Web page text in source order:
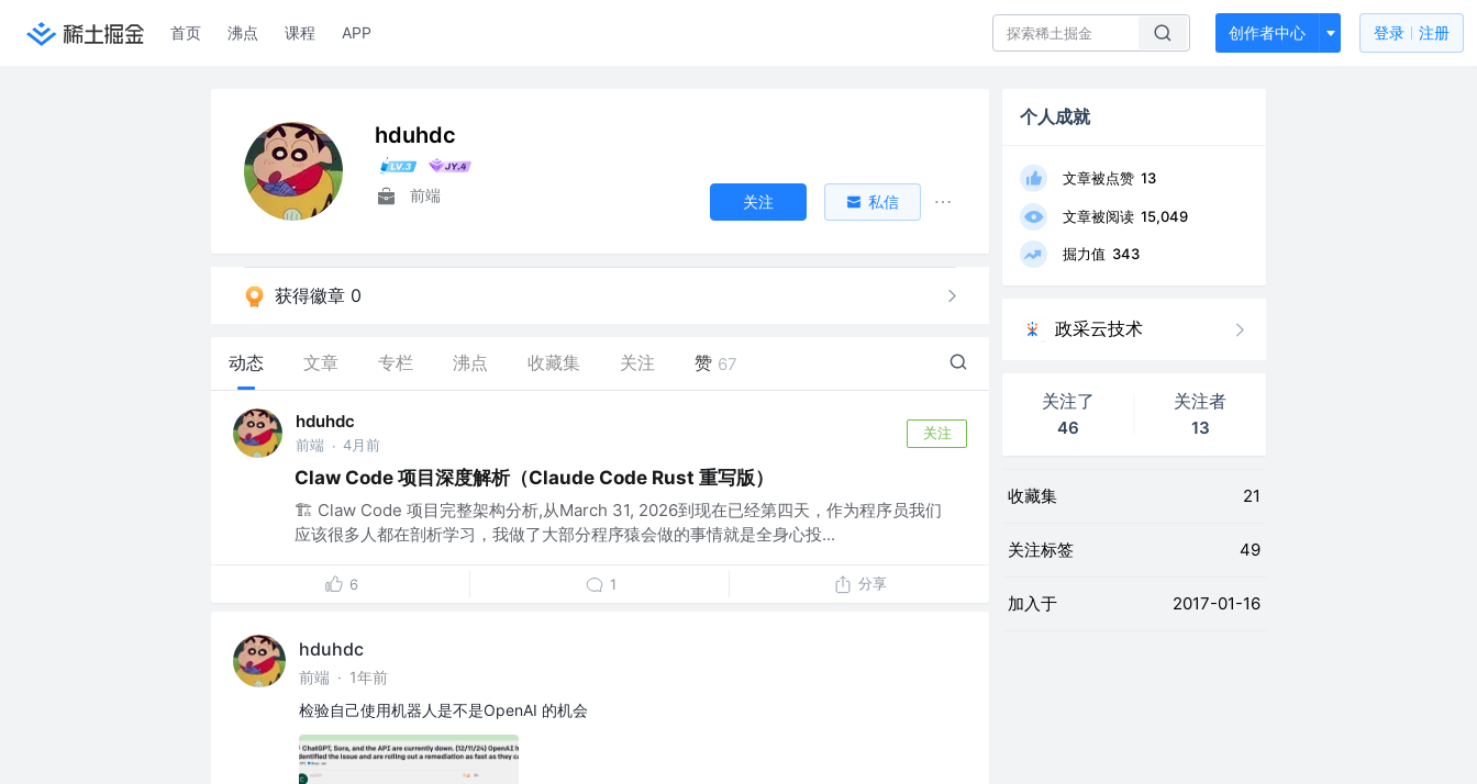
首页 沸点 课程 APP 创作者中心 登录 注册
hduhdc
前端 关注 私信
获得徽章 0
动态 文章 专栏 沸点 收藏集 关注 赞 67
hduhdc
前端 · 4月前
关注
Claw Code 项目深度解析（Claude Code Rust 重写版）
🏗️ Claw Code 项目完整架构分析,从March 31, 2026到现在已经第四天，作为程序员我们
应该很多人都在剖析学习，我做了大部分程序猿会做的事情就是全身心投...
6 1 分享
hduhdc
前端 · 1年前
检验自己使用机器人是不是OpenAI 的机会
个人成就
文章被点赞 13
文章被阅读 15,049
掘力值 343
政采云技术
关注了
46
关注者
13
收藏集 21
关注标签 49
加入于 2017-01-16